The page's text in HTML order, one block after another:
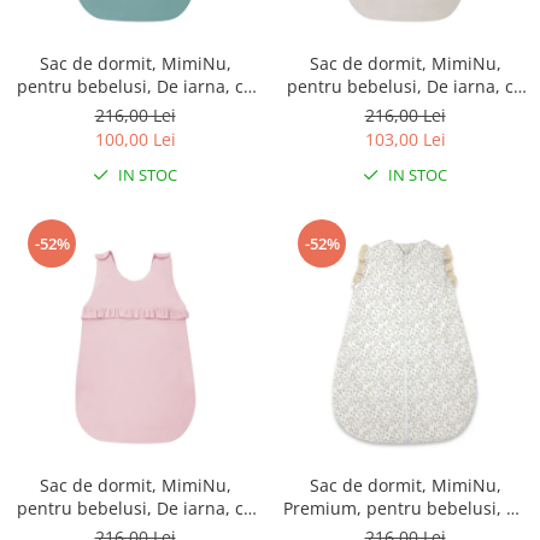
Sac de dormit, MimiNu,
pentru bebelusi, De iarna, cu
volanase, din bumbac, cu
fermoar lateral, cu capse pe
umar, 70 cm, 0 - 6 luni, 2.5
Tog, Colectia Royal, Nepal
216,00 Lei
100,00 Lei
IN STOC
Sac de dormit, MimiNu,
pentru bebelusi, De iarna, cu
volanase, din bumbac, cu
fermoar lateral, cu capse pe
umar, 70 cm, 0 - 6 luni, 2.5
Tog, Colectia Royal, Beige
216,00 Lei
103,00 Lei
IN STOC
-52%
Sac de dormit, MimiNu,
pentru bebelusi, De iarna, cu
volanase, din bumbac, cu
-52%
Sac de dormit, MimiNu,
Premium, pentru bebelusi, De
iarna, din bumbac, cu dantela